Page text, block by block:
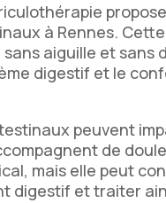
à Rennes.
aiguille et sans
digestif et le
peuvent
de
mais elle peut
digestif et traiter